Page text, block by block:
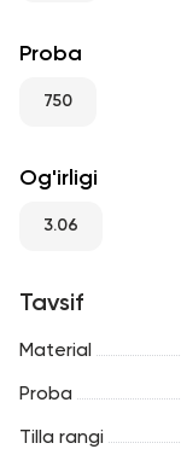
Proba
750
Og'irligi
3.06
Tavsif
Material
Proba
Tilla rangi